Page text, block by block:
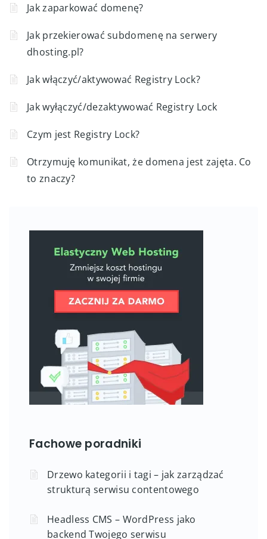
Jak zaparkować domenę?
Jak przekierować subdomenę na serwery
dhosting.pl?
Jak włączyć/aktywować Registry Lock?
Jak wyłączyć/dezaktywować Registry Lock
Czym jest Registry Lock?
Otrzymuję komunikat, że domena jest zajęta. Co
to znaczy?
Fachowe poradniki
Drzewo kategorii i tagi – jak zarządzać
strukturą serwisu contentowego
Headless CMS – WordPress jako
backend Twojego serwisu